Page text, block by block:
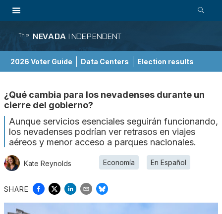
The NEVADA INDEPENDENT
2026 Voter Guide Data Centers Election results
¿Qué cambia para los nevadenses durante un
cierre del gobierno?
Aunque servicios esenciales seguirán funcionando,
los nevadenses podrían ver retrasos en viajes
aéreos y menor acceso a parques nacionales.
Kate Reynolds Economía En Español
SHARE